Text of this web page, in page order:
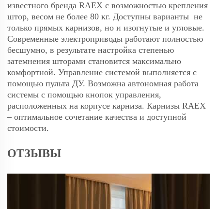
известного бренда RAEX с возможностью крепления
штор, весом не более 80 кг. Доступны варианты не
только прямых карнизов, но и изогнутые и угловые.
Современные электроприводы работают полностью
бесшумно, в результате настройка степенью
затемнения шторами становится максимально
комфортной. Управление системой выполняется с
помощью пульта ДУ. Возможна автономная работа
системы с помощью кнопок управления,
расположенных на корпусе карниза. Карнизы RAEX
– оптимальное сочетание качества и доступной
стоимости.
ОТЗЫВЫ